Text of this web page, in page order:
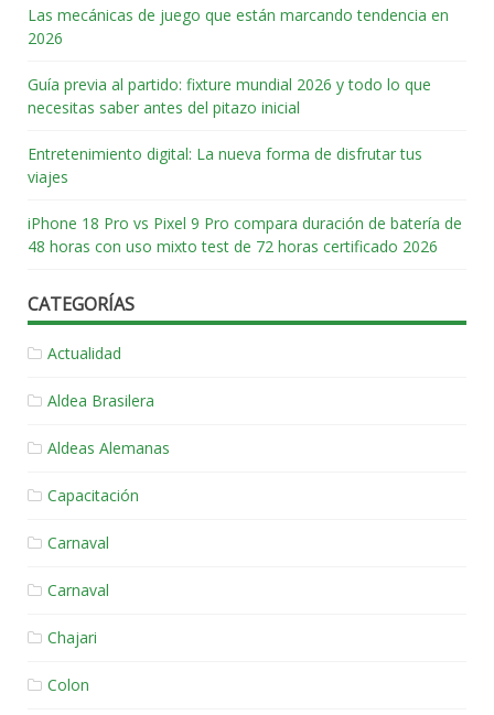
Las mecánicas de juego que están marcando tendencia en
2026
Guía previa al partido: fixture mundial 2026 y todo lo que
necesitas saber antes del pitazo inicial
Entretenimiento digital: La nueva forma de disfrutar tus
viajes
iPhone 18 Pro vs Pixel 9 Pro compara duración de batería de
48 horas con uso mixto test de 72 horas certificado 2026
CATEGORÍAS
Actualidad
Aldea Brasilera
Aldeas Alemanas
Capacitación
Carnaval
Carnaval
Chajari
Colon